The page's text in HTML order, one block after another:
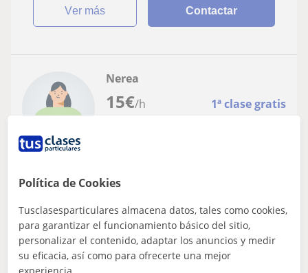
ver más Contactar
15€/h 1ª clase gratis
Nerea
Francés
Ofrezco clases particulares a estudiantes
de primaria y de ESO. También puedo dar
clases de inglés y francés hasta nivel B2
Ofrezco clases particulares a estudiantes de primaria y
de ESO. También puedo dar clases de inglés y francés
Política de Cookies
Tusclasesparticulares almacena datos, tales como cookies,
para garantizar el funcionamiento básico del sitio,
personalizar el contenido, adaptar los anuncios y medir
su eficacia, así como para ofrecerte una mejor
experiencia.